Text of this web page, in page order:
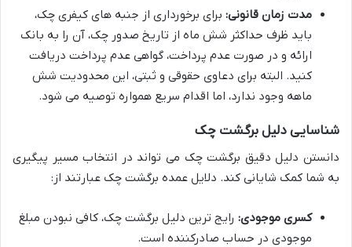
مدت زمان قانونی: برای برخورداری از جنبه های کیفری چک،
باید ظرف حداکثر شش ماه از تاریخ صدور چک، آن را به بانک
ارائه و در صورت عدم پرداخت، گواهی عدم پرداخت دریافت
کنید. البته برای دعاوی حقوقی و ثبتی، این محدودیت شش
ماهه وجود ندارد، اما اقدام سریع همواره توصیه می شود.
شناسایی دلیل برگشت چک
دانستن دلیل دقیق برگشت چک می تواند در انتخاب مسیر پیگیری
به شما کمک شایانی کند. دلایل عمده برگشت چک عبارتند از:
کسری موجودی: رایج ترین دلیل برگشت چک، کافی نبودن مبلغ
موجودی در حساب صادرکننده است.